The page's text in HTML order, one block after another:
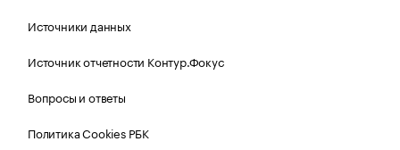
Источники данных
Источник отчетности Контур.Фокус
Вопросы и ответы
Политика Cookies РБК